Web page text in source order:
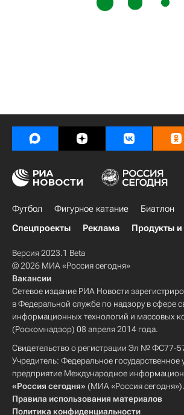
Футбол Фигурное катание Биатлон
Спецпроекты
Реклама Продукты
Версия 2023.1 Beta
© 2026 МИА «Россия сегодня»
Вакансии
Сетевое издание РИА Новости
в Федеральной службе по надзору в сфере
информационных технологий и массовых
(Роскомнадзор) 08 апреля 2014 года.
Свидетельство о регистрации Эл № ФС77-
Учредитель: Федеральное государственное
предприятие Международное
«Россия сегодня» (МИА «Россия сегодня»).
Правила использования материалов
Политика конфиденциальности